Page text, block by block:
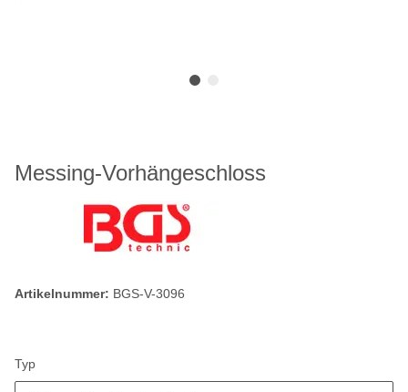
Messing-Vorhängeschloss
Artikelnummer: BGS-V-3096
Typ